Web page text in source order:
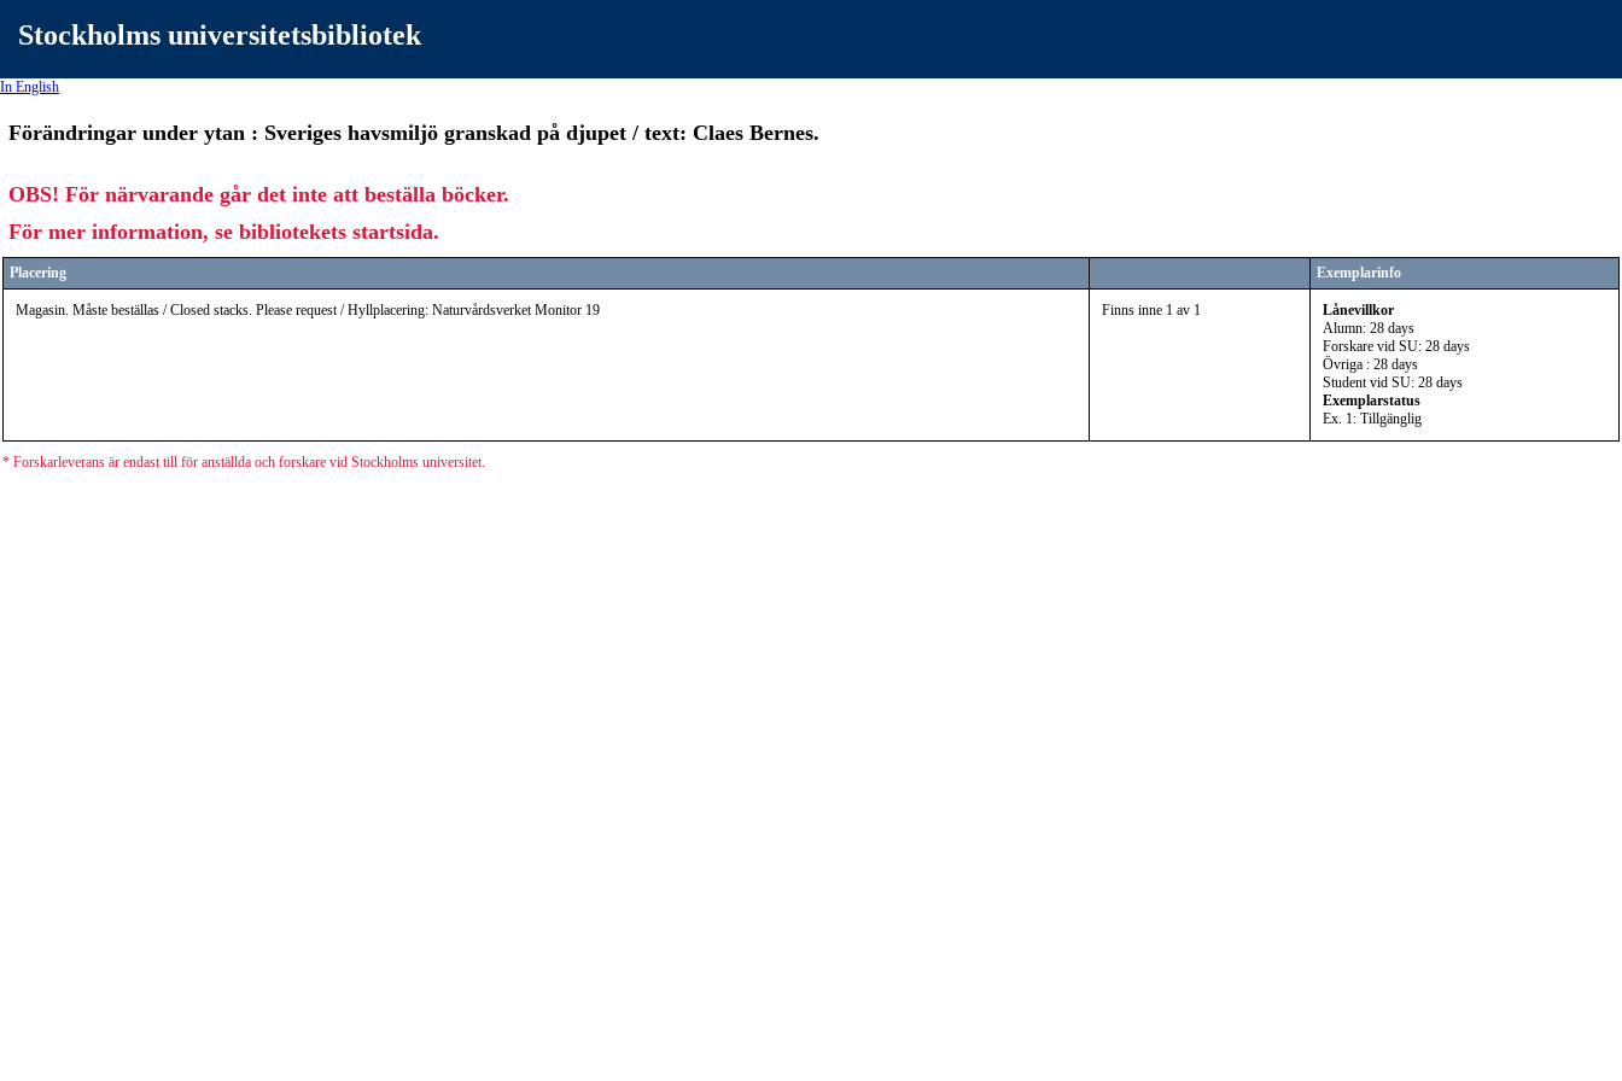
Stockholms universitetsbibliotek
In English
Förändringar under ytan : Sveriges havsmiljö granskad på djupet / text: Claes Bernes.
OBS! För närvarande går det inte att beställa böcker.
För mer information, se bibliotekets startsida.
Placering Exemplarinfo
Magasin. Måste beställas / Closed stacks. Please request / Hyllplacering: Naturvårdsverket Monitor 19 Finns inne 1 av 1
Lånevillkor
Alumn: 28 days
Forskare vid SU: 28 days
Övriga : 28 days
Student vid SU: 28 days
Exemplarstatus
Ex. 1: Tillgänglig
* Forskarleverans är endast till för anställda och forskare vid Stockholms universitet.